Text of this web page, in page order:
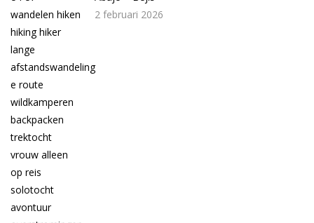
2 februari 2026